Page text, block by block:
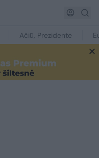
Ačiū, Prezidente